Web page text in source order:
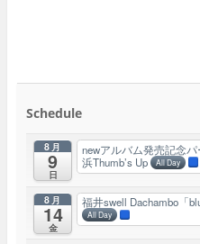
Schedule
8月
9
日
newアルバム発売記念パ
浜Thumb’s Up
All Day
8月
14
金
福井swell Dachambo「
All Day